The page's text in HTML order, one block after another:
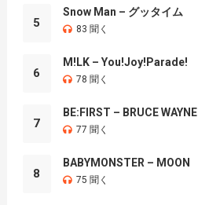
5
Snow Man – グッタイム
83 聞く
6
M!LK – You!Joy!Parade!
78 聞く
7
BE:FIRST – BRUCE WAYNE
77 聞く
8
BABYMONSTER – MOON
75 聞く